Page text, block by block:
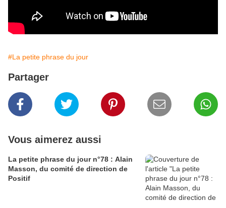
#La petite phrase du jour
Partager
Vous aimerez aussi
La petite phrase du jour n°78 : Alain
Masson, du comité de direction de
Positif